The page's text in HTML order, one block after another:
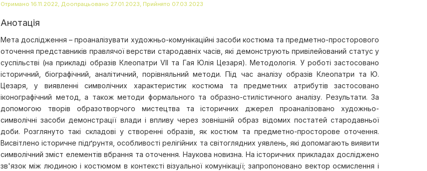
Отримано 16.11.2022, Доопрацьовано 27.01.2023, Прийнято 07.03.2023
Анотація
Мета дослідження – проаналізувати художньо-комунікаційні засоби костюма та предметно-просторового
оточення представників правлячої верстви стародавніх часів, які демонструють привілейований статус у
суспільстві (на прикладі образів Клеопатри VII та Гая Юлія Цезаря). Методологія. У роботі застосовано
історичний, біографічний, аналітичний, порівняльний методи. Під час аналізу образів Клеопатри та Ю.
Цезаря, у виявленні символічних характеристик костюма та предметних атрибутів застосовано
іконографічний метод, а також методи формального та образно-стилістичного аналізу. Результати. За
допомогою творів образотворчого мистецтва та історичних джерел проаналізовано художньо-
символічні засоби демонстрації влади і впливу через зовнішній образ відомих постатей стародавньої
доби. Розглянуто такі складові у створенні образів, як костюм та предметно-просторове оточення.
Висвітлено історичне підґрунтя, особливості релігійних та світоглядних уявлень, які допомагають виявити
символічний зміст елементів вбрання та оточення. Наукова новизна. На історичних прикладах досліджено
зв'язок між людиною і костюмом в контексті візуальної комунікації; запропоновано вектор осмислення і